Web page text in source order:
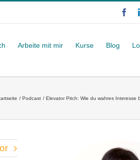
Arbeite mit mir Kurse Blog
Podcast Elevator Pitch: Wie du wahres Interesse